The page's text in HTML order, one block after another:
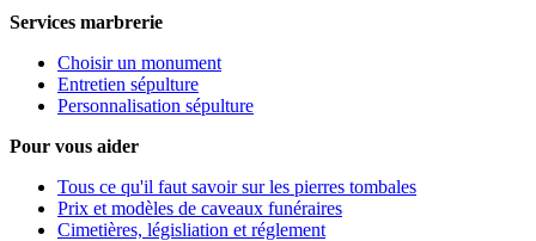
Services marbrerie
Choisir un monument
Entretien sépulture
Personnalisation sépulture
Pour vous aider
Tous ce qu'il faut savoir sur les pierres tombales
Prix et modèles de caveaux funéraires
Cimetières, législiation et réglement